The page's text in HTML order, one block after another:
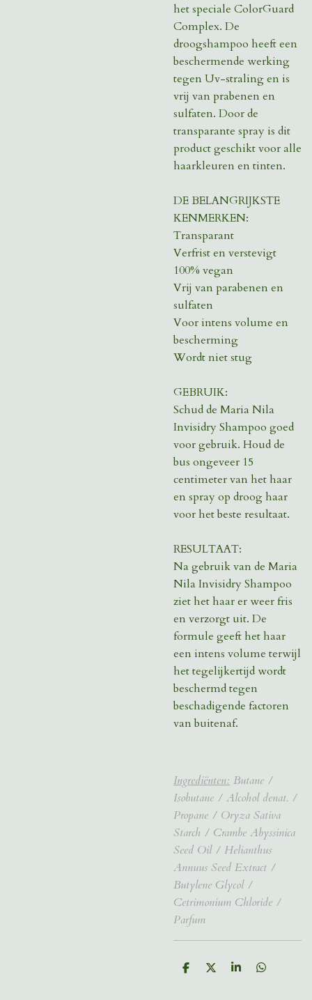
het speciale ColorGuard
Complex. De
droogshampoo heeft een
beschermende werking
tegen Uv-straling en is
vrij van prabenen en
sulfaten. Door de
transparante spray is dit
product geschikt voor alle
haarkleuren en tinten.
DE BELANGRIJKSTE
KENMERKEN:
Transparant
Verfrist en verstevigt
100% vegan
Vrij van parabenen en
sulfaten
Voor intens volume en
bescherming
Wordt niet stug
GEBRUIK:
Schud de Maria Nila
Invisidry Shampoo goed
voor gebruik. Houd de
bus ongeveer 15
centimeter van het haar
en spray op droog haar
voor het beste resultaat.
RESULTAAT:
Na gebruik van de Maria
Nila Invisidry Shampoo
ziet het haar er weer fris
en verzorgt uit. De
formule geeft het haar
een intens volume terwijl
het tegelijkertijd wordt
beschermd tegen
beschadigende factoren
van buitenaf.
Ingrediënten: Butane /
Isobutane / Alcohol denat. /
Propane / Oryza Sativa
Starch / Crambe Abyssinica
Seed Oil / Helianthus
Annuus Seed Extract /
Butylene Glycol /
Cetrimonium Chloride /
Parfum
D
D
S
D